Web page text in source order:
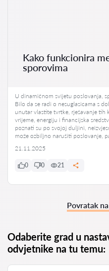
Kako funkcionira
sporovima
U dinamičnom svijetu poslovanja,
Bilo da se radi o nesuglasicama s
unutar vlastite tvrtke, rješavanje tih
vrijeme, energiju i financijska
poznati su po svojoj duljini,
može ozbiljno narušiti poslovanje,
21.11.2025
0 0 21
Povratak
Odaberite grad u
odvjetnike na tu temu: